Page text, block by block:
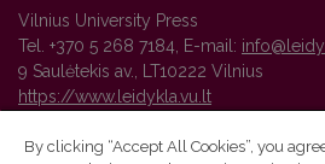
Vilnius University Press
Tel. +370 5 268 7184, E-mail:
9 Saulėtekis av., LT10222 Vilnius
https://www.leidykla.vu.lt
By clicking “Accept All Cookies”, you